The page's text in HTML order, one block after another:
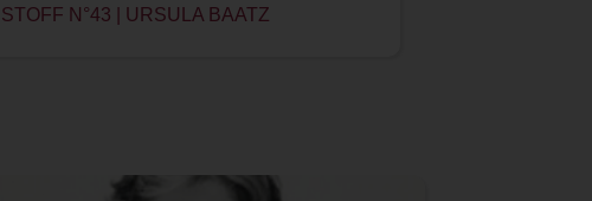
N°43 | URSULA BAATZ